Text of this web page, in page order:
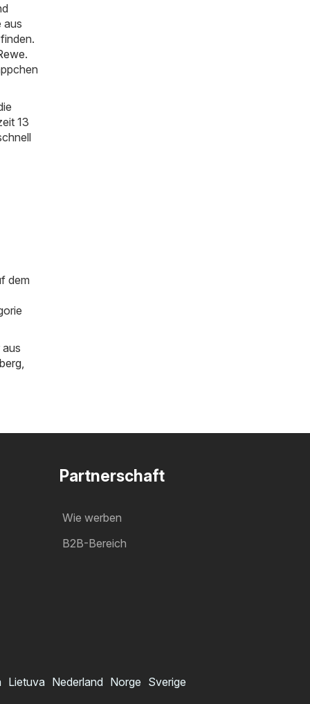
aus
.
13
dem
Partnerschaft
Wie werben
B2B-Bereich
Lietuva Nederland Norge Sverige